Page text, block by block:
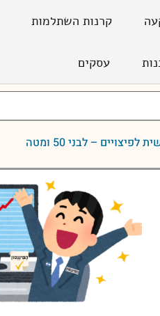
קרנות השתלמות
עסקים
– לבני 50 ומטה